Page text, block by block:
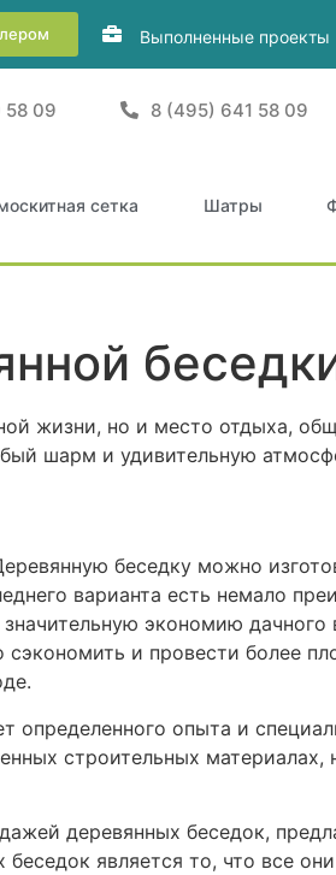
Выполненные проекты
58 09 8 (495) 641 58 09
сетка Шатры
жизни, но и место отдыха,
шарм и удивительную
беседку можно
варианта есть немало
экономию дачного
и провести более
определенного опыта и
строительных
деревянных беседок,
является то, что все